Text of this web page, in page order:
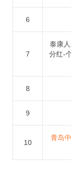
6
7
泰康
分红-
8
9
10
青岛